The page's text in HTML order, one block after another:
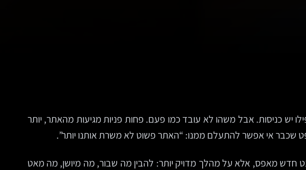
יש כניסות. אבל משהו לא עובד כמו פעם. פחות פניות מגיעות מהאתר, יותר
שכבר אי אפשר להתעלם ממנו: “האתר פשוט לא משרת אותנו יותר”.
חדש מאפס, אלא על מהלך מדויק יותר: להבין מה שבור, מה מיושן, מה מאט